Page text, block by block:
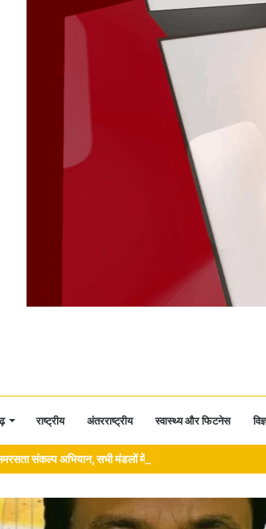
राष्ट्रीय अंतरराष्ट्रीय स्वास्थ्य और फिटनेस
संकल्प अभियान, सभी मंडलों में पहुंचेगा माटी युक्त पवित्र कलश